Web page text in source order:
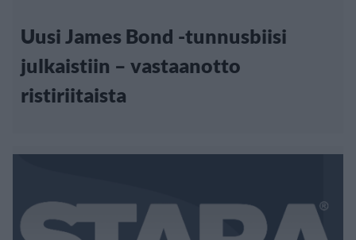
Uusi James Bond -tunnusbiisi
julkaistiin – vastaanotto
ristiriitaista